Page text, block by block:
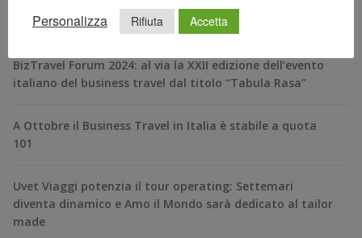
A Novembre il Business Travel in Italia è a quota 95
BizTravel Forum 2024: al via la XXII edizione dell’evento
italiano del business travel dal titolo “Tabula Rasa”
A Ottobre il Business Travel in Italia è stabile a quota
101
Uvet Viaggi potenzia il tour operating: Settemari
diventa dinamico e Amo il Mondo sarà dedicato al tailor
made
Personalizza Rifiuta Accetta